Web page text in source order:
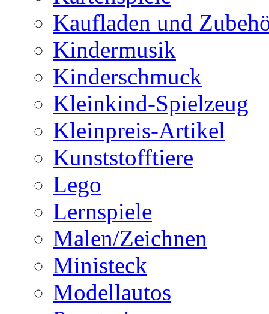
Kaufladen und
Kindermusik
Kinderschmuck
Kleinkind-Spielzeug
Kleinpreis-Artikel
Kunststofftiere
Lego
Lernspiele
Malen/Zeichnen
Ministeck
Modellautos